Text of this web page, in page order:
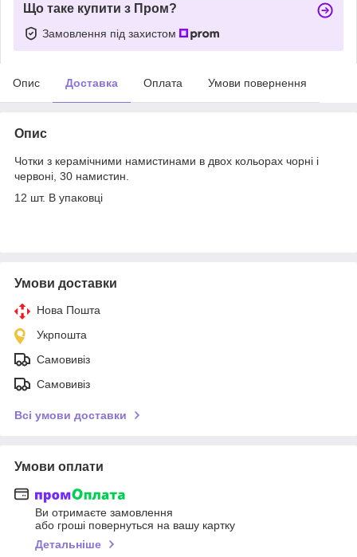
Що таке купити з Пром?
Замовлення під захистом
Опис Доставка Оплата Умови повернення
Опис
Чотки з керамічними намистинами в двох кольорах чорні і
червоні, 30 намистин.
12 шт. В упаковці
Умови доставки
Нова Пошта
Укрпошта
Самовивіз
Самовивіз
Всі умови доставки
Умови оплати
Ви отримаєте замовлення
або гроші повернуться на вашу картку
Детальніше